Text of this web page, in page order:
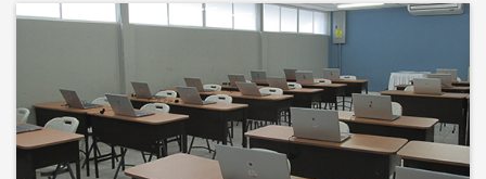
Bienvenidos a un espacio donde
las ideas cobran voz y el